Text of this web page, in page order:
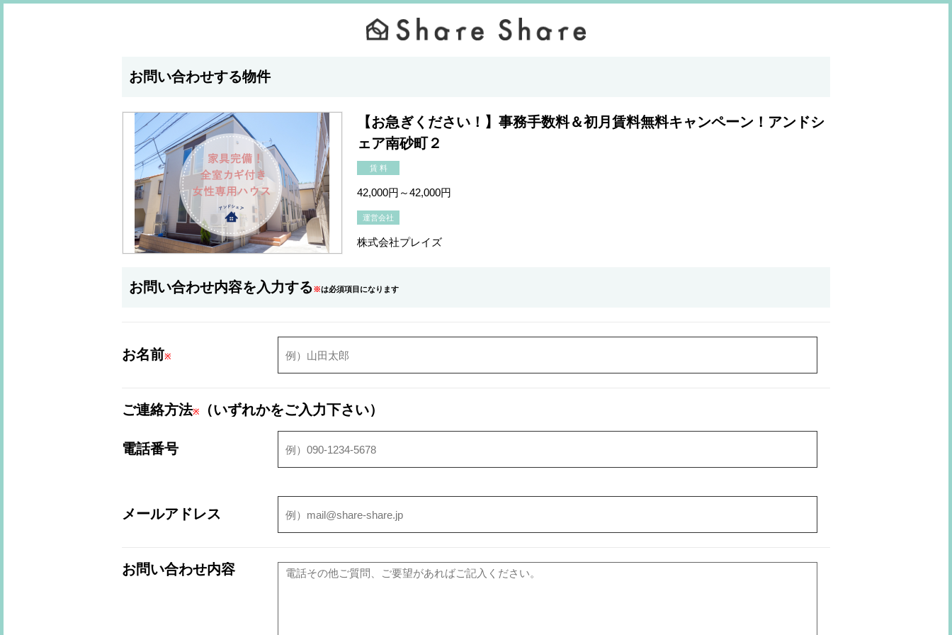
お問い合わせする物件
【お急ぎください！】事務手数料＆初月賃料無料キャンペーン！アンドシ
ェア南砂町２
賃 料
42,000円～42,000円
運営会社
株式会社プレイズ
お問い合わせ内容を入力する※は必須項目になります
お名前※
ご連絡方法※ （いずれかをご入力下さい）
電話番号
メールアドレス
お問い合わせ内容